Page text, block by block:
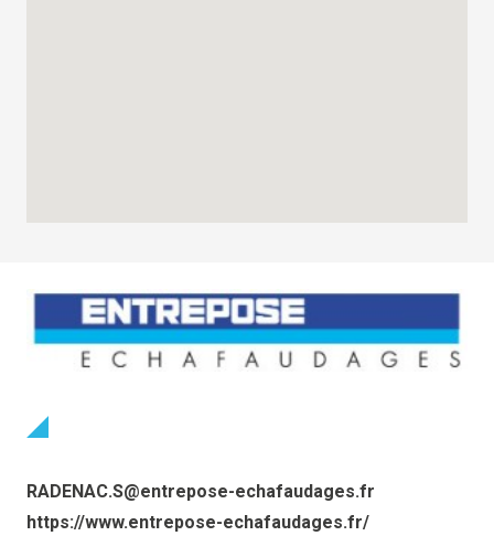
RADENAC.S@entrepose-echafaudages.fr
https://www.entrepose-echafaudages.fr/